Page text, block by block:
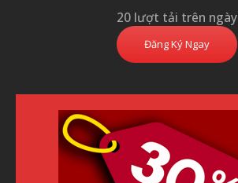
20 lượt tải trên ngày
Đăng Ký Ngay